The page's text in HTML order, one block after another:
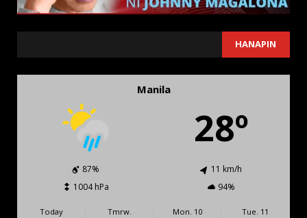
HANAPIN
Manila
28º
87%
11 km/h
1004 hPa
94%
Today
Tmrw.
Mon. 10
Tue. 11